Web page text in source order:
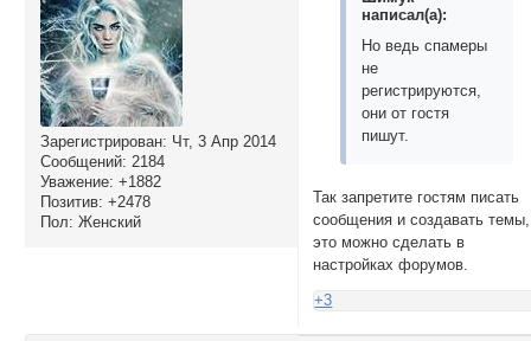
Зарегистрирован: Чт, 3 Апр 2014
Сообщений: 2184
Уважение: +1882
Позитив: +2478
Пол: Женский
написал(а):
Но ведь спамеры
не
регистрируются,
они от гостя
пишут.
Так запретите гостям писать
сообщения и создавать темы,
это можно сделать в
настройках форумов.
+3